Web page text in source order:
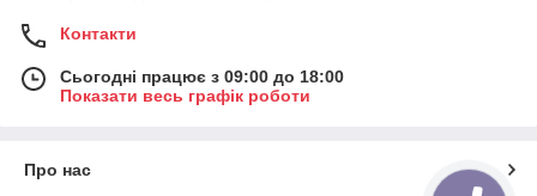
Контакти
Сьогодні працює з 09:00 до 18:00
Показати весь графік роботи
Про нас